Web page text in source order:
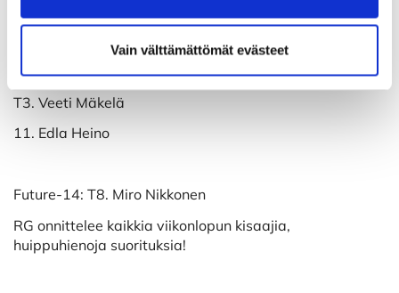
Vain välttämättömät evästeet
EasyRED-16: T3. Joonatan Valtonen (paras HCP-tulos)
T3. Veeti Mäkelä
11. Edla Heino
Future-14: T8. Miro Nikkonen
RG onnittelee kaikkia viikonlopun kisaajia,
huippuhienoja suorituksia!